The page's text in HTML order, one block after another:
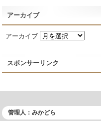
アーカイブ
アーカイブ
スポンサーリンク
管理人：みかどら